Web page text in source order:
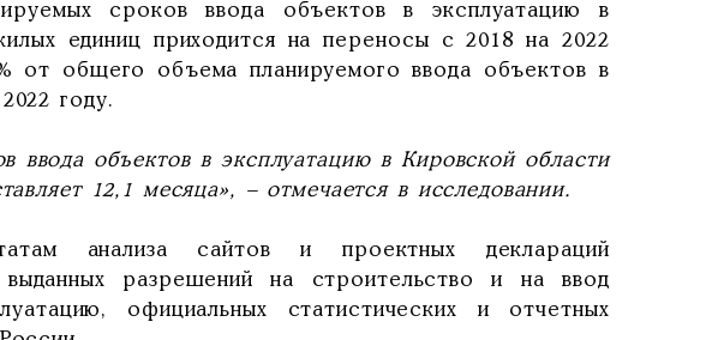
сроков ввода объектов в эксплуатацию в
единиц приходится на переносы с 2018 на 2022
от общего объема планируемого ввода объектов в
году.
ввода объектов в эксплуатацию в Кировской области
12,1 месяца», – отмечается в исследовании.
анализа сайтов и проектных деклараций
разрешений на строительство и на ввод
официальных статистических и отчетных